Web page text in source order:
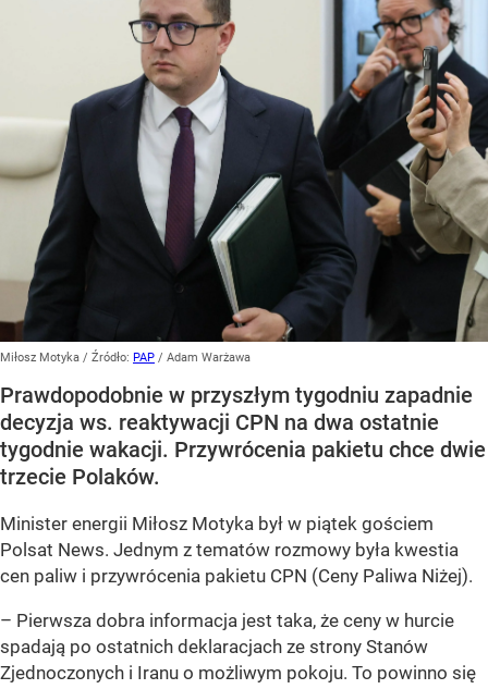
Miłosz Motyka / Źródło: PAP / Adam Warżawa
Prawdopodobnie w przyszłym tygodniu zapadnie
decyzja ws. reaktywacji CPN na dwa ostatnie
tygodnie wakacji. Przywrócenia pakietu chce dwie
trzecie Polaków.
Minister energii Miłosz Motyka był w piątek gościem
Polsat News. Jednym z tematów rozmowy była kwestia
cen paliw i przywrócenia pakietu CPN (Ceny Paliwa Niżej).
– Pierwsza dobra informacja jest taka, że ceny w hurcie
spadają po ostatnich deklaracjach ze strony Stanów
Zjednoczonych i Iranu o możliwym pokoju. To powinno się